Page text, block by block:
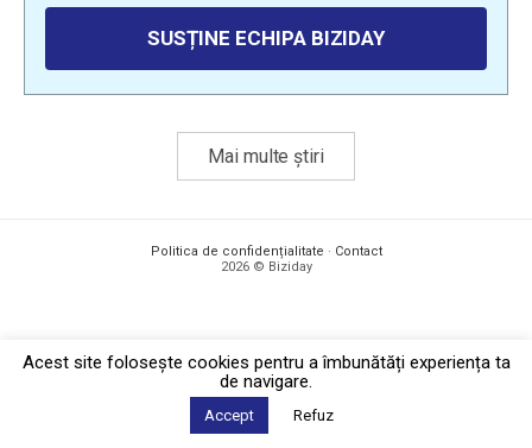
SUSȚINE ECHIPA BIZIDAY
Mai multe știri
Politica de confidențialitate · Contact
2026 © Biziday
Acest site foloseşte cookies pentru a îmbunătăți experiența ta
de navigare.
Accept Refuz